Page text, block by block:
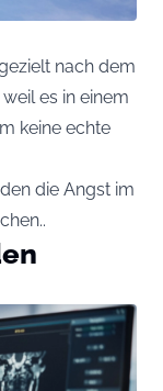
nach dem
es in einem
keine echte
die Angst im